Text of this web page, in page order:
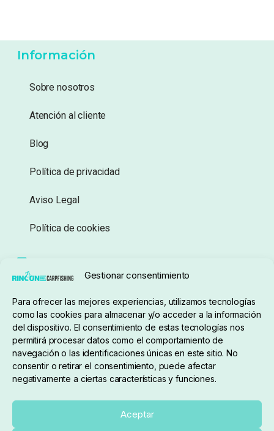
Gestionar consentimiento
Para ofrecer las mejores experiencias, utilizamos tecnologías
como las cookies para almacenar y/o acceder a la información
del dispositivo. El consentimiento de estas tecnologías nos
permitirá procesar datos como el comportamiento de
navegación o las identificaciones únicas en este sitio. No
consentir o retirar el consentimiento, puede afectar
negativamente a ciertas características y funciones.
Aceptar
Información
Sobre nosotros
Atención al cliente
Blog
Política de privacidad
Aviso Legal
Política de cookies
Sobre nosotros